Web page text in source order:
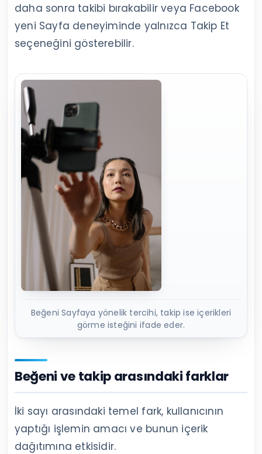
daha sonra takibi bırakabilir veya Facebook
yeni Sayfa deneyiminde yalnızca Takip Et
seçeneğini gösterebilir.
Beğeni Sayfaya yönelik tercihi, takip ise içerikleri
görme isteğini ifade eder.
Beğeni ve takip arasındaki farklar
İki sayı arasındaki temel fark, kullanıcının
yaptığı işlemin amacı ve bunun içerik
dağıtımına etkisidir.